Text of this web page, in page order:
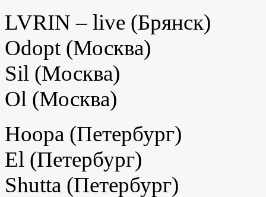
LVRIN – live (Брянск)
Odopt (Москва)
Sil (Mосква)
Ol (Москва)
Hoopa (Петербург)
El (Петербург)
Shutta (Петербург)